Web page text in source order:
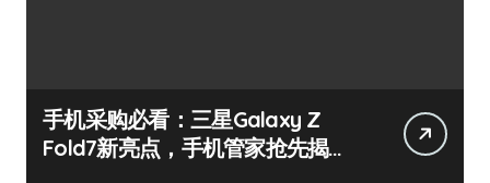
手机采购必看：三星Galaxy Z
Fold7新亮点，手机管家抢先揭